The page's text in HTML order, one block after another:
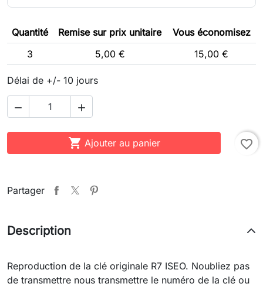
Quantité Remise sur prix unitaire
Vous économisez
3
5,00 € 15,00 €
Délai de +/- 10 jours
 
 Ajouter au panier favorite_border
Partager
Description
Reproduction de la clé originale R7 ISEO. Noubliez pas
de transmettre nous transmettre le numéro de la clé ou